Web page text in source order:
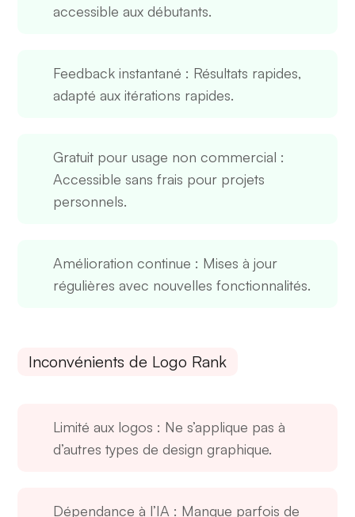
accessible aux débutants.
Feedback instantané : Résultats rapides,
adapté aux itérations rapides.
Gratuit pour usage non commercial :
Accessible sans frais pour projets
personnels.
Amélioration continue : Mises à jour
régulières avec nouvelles fonctionnalités.
Inconvénients de Logo Rank
Limité aux logos : Ne s’applique pas à
d’autres types de design graphique.
Dépendance à l’IA : Manque parfois de